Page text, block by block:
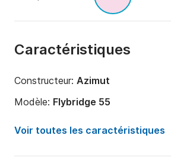
Caractéristiques
Constructeur: Azimut
Modèle: Flybridge 55
Longueur:
Voir toutes les caractéristiques